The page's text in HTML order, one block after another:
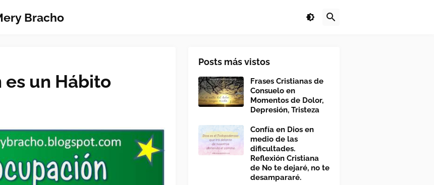
Bracho
es un Hábito
Posts más vistos
Frases Cristianas de
Consuelo en
Momentos de Dolor,
Depresión, Tristeza
Confía en Dios en
medio de las
dificultades.
Reflexión Cristiana
de No te dejaré, no te
desampararé.